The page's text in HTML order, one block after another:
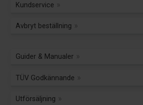
Kundservice
Avbryt beställning
Guider & Manualer
TÜV Godkännande
Utförsäljning